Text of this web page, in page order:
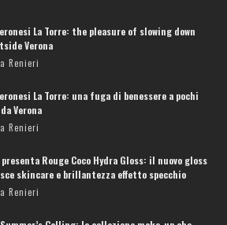
La Torre: the pleasure of slowing down
Verona
Renieri
La Torre: una fuga di benessere a pochi
Verona
Renieri
presenta Rouge Coco Hydra Gloss: il nuovo gloss
skincare e brillantezza effetto specchio
Renieri